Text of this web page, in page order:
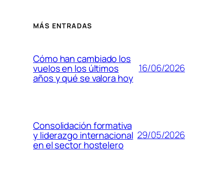
MÁS ENTRADAS
Cómo han cambiado los
vuelos en los últimos
años y qué se valora hoy
16/06/2026
Consolidación formativa
y liderazgo internacional
en el sector hostelero
29/05/2026